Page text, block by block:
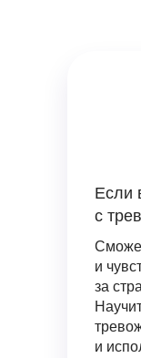
Если
с
и
за
и